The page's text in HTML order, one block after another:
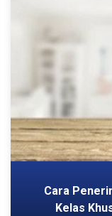
Cara
Kelas